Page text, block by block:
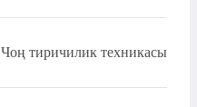
Чоң тиричилик техникасы